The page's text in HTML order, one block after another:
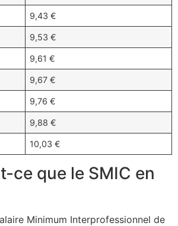
9,43 €
9,53 €
9,61 €
9,67 €
9,76 €
9,88 €
10,03 €
ce que le SMIC en
Minimum Interprofessionnel de